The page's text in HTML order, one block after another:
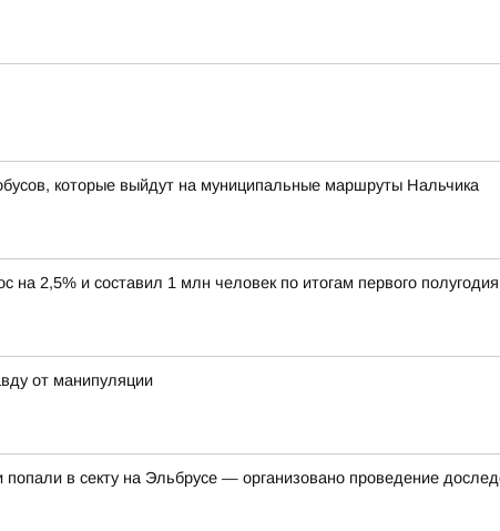
которые выйдут на муниципальные маршруты Нальчика
на 2,5% и составил 1 млн человек по итогам первого
от манипуляции
в секту на Эльбрусе — организовано проведение